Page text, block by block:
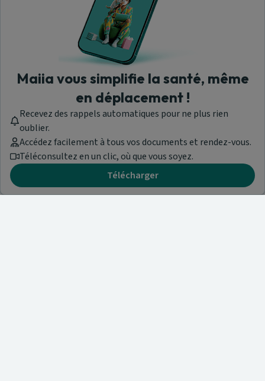
Maiia vous simplifie la santé, même
en déplacement !
Recevez des rappels automatiques pour ne plus rien
oublier.
Accédez facilement à tous vos documents et rendez-vous.
Téléconsultez en un clic, où que vous soyez.
Télécharger